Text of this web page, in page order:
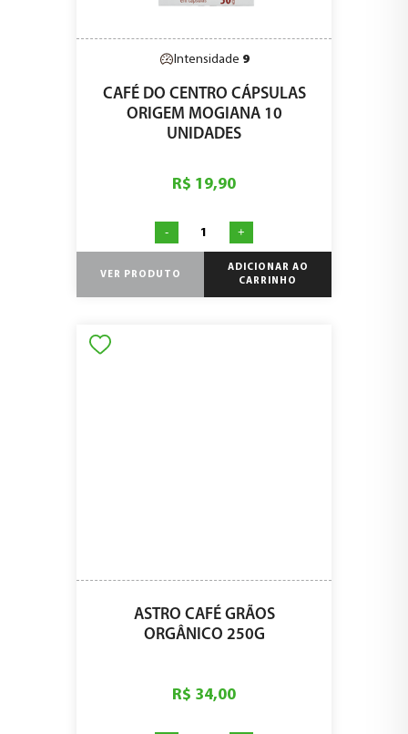
Intensidade 9
CAFÉ DO CENTRO CÁPSULAS
ORIGEM MOGIANA 10
UNIDADES
R$ 19,90
- +
VER PRODUTO
ADICIONAR AO
CARRINHO
ASTRO CAFÉ GRÃOS
ORGÂNICO 250G
R$ 34,00